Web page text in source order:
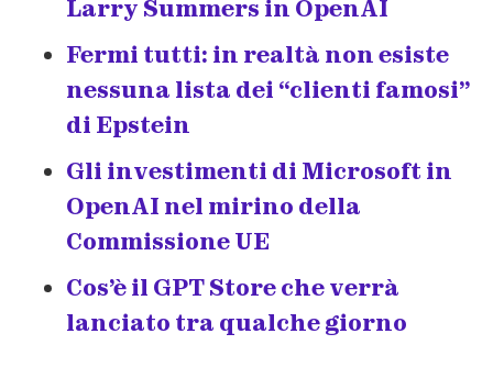
Larry Summers in OpenAI
Fermi tutti: in realtà non esiste
nessuna lista dei “clienti famosi”
di Epstein
Gli investimenti di Microsoft in
OpenAI nel mirino della
Commissione UE
Cos’è il GPT Store che verrà
lanciato tra qualche giorno